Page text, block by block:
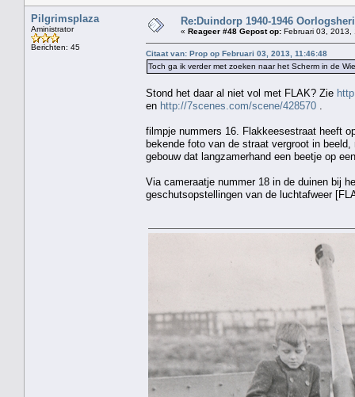
Pilgrimsplaza
Aministrator
Berichten: 45
Re:Duindorp 1940-1946
« Reageer #48 Gepost op: Februari 03, 2013,
Citaat van: Prop op Februari 03, 2013, 11:46:48
Toch ga ik verder met zoeken naar het Scherm in de
Stond het daar al niet vol met FLAK? Zie
en http://7scenes.com/scene/428570
filmpje nummers 16. Flakkeesestraat heeft
bekende foto van de straat vergroot in
gebouw dat langzamerhand een beetje op
Via cameraatje nummer 18 in de duinen bij
geschutsopstellingen van de luchtafweer